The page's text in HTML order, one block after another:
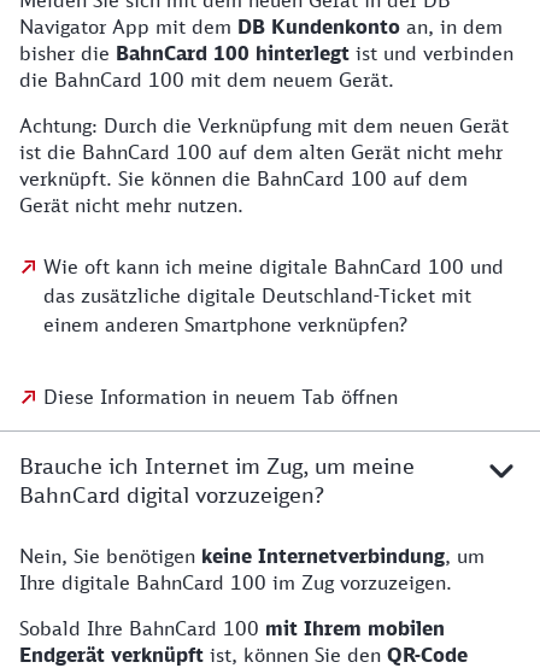
Navigator App mit dem DB Kundenkonto an, in dem
bisher die BahnCard 100 hinterlegt ist und verbinden
die BahnCard 100 mit dem neuem Gerät.
Achtung: Durch die Verknüpfung mit dem neuen Gerät
ist die BahnCard 100 auf dem alten Gerät nicht mehr
verknüpft. Sie können die BahnCard 100 auf dem
Gerät nicht mehr nutzen.
Wie oft kann ich meine digitale BahnCard 100 und
das zusätzliche digitale Deutschland-Ticket mit
einem anderen Smartphone verknüpfen?
Diese Information in neuem Tab öffnen
Brauche ich Internet im Zug, um meine
BahnCard digital vorzuzeigen?
Nein, Sie benötigen keine Internetverbindung, um
Ihre digitale BahnCard 100 im Zug vorzuzeigen.
Sobald Ihre BahnCard 100 mit Ihrem mobilen
Endgerät verknüpft ist, können Sie den QR-Code